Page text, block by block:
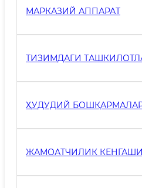
МАРКАЗИЙ АППАРАТ
ТИЗИМДАГИ
ҲУДУДИЙ
ЖАМОАТЧИЛИК КЕНГАШИ